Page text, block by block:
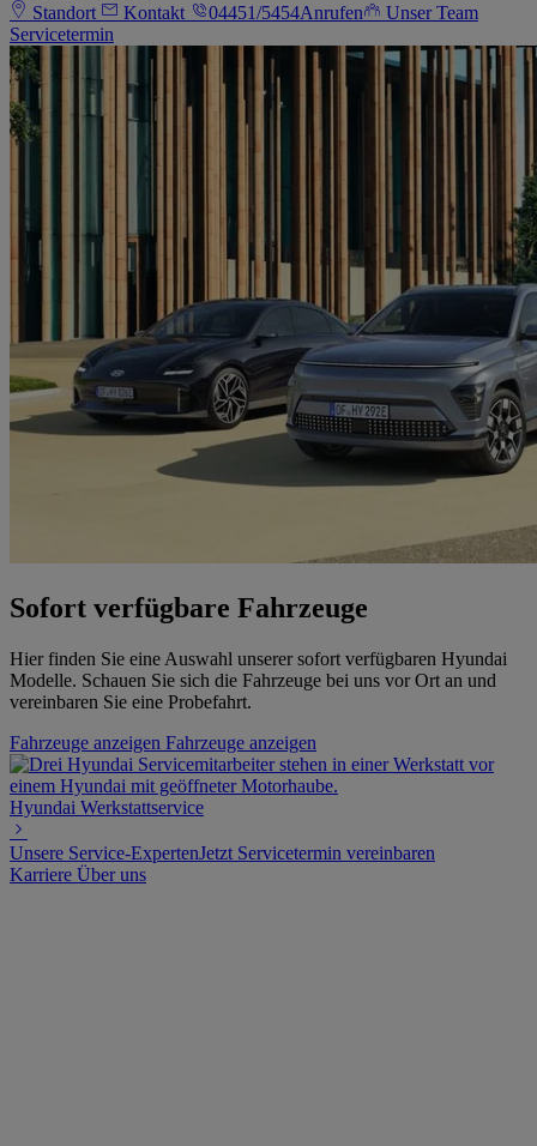
Standort
Kontakt 04451/5454Anrufen
Unser Team
Servicetermin
Sofort verfügbare Fahrzeuge
Hier finden Sie eine Auswahl unserer sofort verfügbaren Hyundai
Modelle. Schauen Sie sich die Fahrzeuge bei uns vor Ort an und
vereinbaren Sie eine Probefahrt.
Fahrzeuge anzeigen Fahrzeuge anzeigen
Hyundai Werkstattservice
Unsere Service-ExpertenJetzt Servicetermin vereinbaren
Karriere Über uns